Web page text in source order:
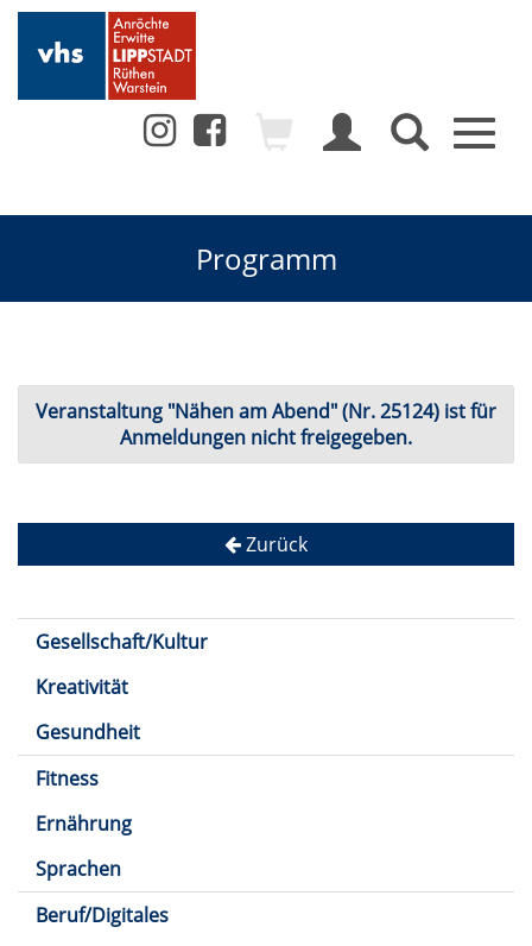
Toggle
Programm
Veranstaltung "Nähen am Abend" (Nr. 25124) ist für
Anmeldungen nicht freigegeben.
Zurück
Gesellschaft/Kultur
Kreativität
Gesundheit
Fitness
Ernährung
Sprachen
Beruf/Digitales